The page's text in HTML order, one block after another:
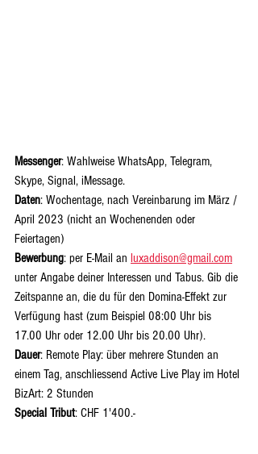
Messenger: Wahlweise WhatsApp, Telegram,
Skype, Signal, iMessage.
Daten: Wochentage, nach Vereinbarung im März /
April 2023 (nicht an Wochenenden oder
Feiertagen)
Bewerbung: per E-Mail an luxaddison@gmail.com
unter Angabe deiner Interessen und Tabus. Gib die
Zeitspanne an, die du für den Domina-Effekt zur
Verfügung hast (zum Beispiel 08:00 Uhr bis
17.00 Uhr oder 12.00 Uhr bis 20.00 Uhr).
Dauer: Remote Play: über mehrere Stunden an
einem Tag, anschliessend Active Live Play im Hotel
BizArt: 2 Stunden
Special Tribut: CHF 1'400.-